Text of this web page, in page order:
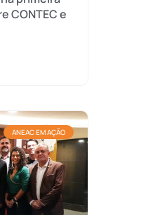
CONTEC e
ANEAC EM AÇÃO